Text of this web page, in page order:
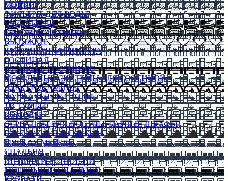
МОЙКИ
ФИЛЬТРЫ ДЛЯ ВОДЫ
СМЕСИТЕЛИ
БЫТОВАЯ ТЕХНИКА
ВЫТЯЖКИ
КУХОННАЯ ФУРНИТУРА
ГОСТИНАЯ
СТЕНКИ В ГОСТИНУЮ
МОДУЛЬНЫЕ СИСТЕМЫ ДЛЯ ГОСТИНОЙ
ЭЛЕКТРОКАМИНЫ
ЖУРНАЛЬНЫЕ СТОЛЫ
ТВ ТУМБЫ
КОМОДЫ
СЕРВАНТЫ ДЛЯ ПОСУДЫ, БАРНЫЕ ШКАФЫ
БЕСКАРКАСНАЯ МЕБЕЛЬ
МЯГКАЯ МЕБЕЛЬ
СПАЛЬНЯ
ИНТЕРЬЕРЫ СПАЛЬНИ
МОДУЛЬНЫЕ СПАЛЬНИ